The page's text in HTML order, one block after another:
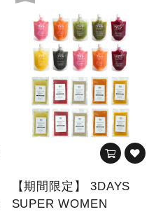
【期間限定】 3DAYS
SUPER WOMEN